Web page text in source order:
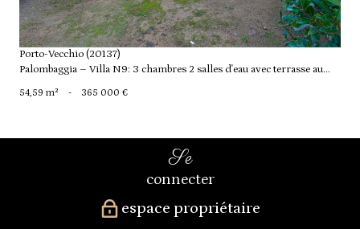
Porto-Vecchio (20137)
Palombaggia – Villa N9: 3 chambres 2 salles d'eau avec terrasse au...
54,59 m² - 365 000 €
se
connecter
espace propriétaire